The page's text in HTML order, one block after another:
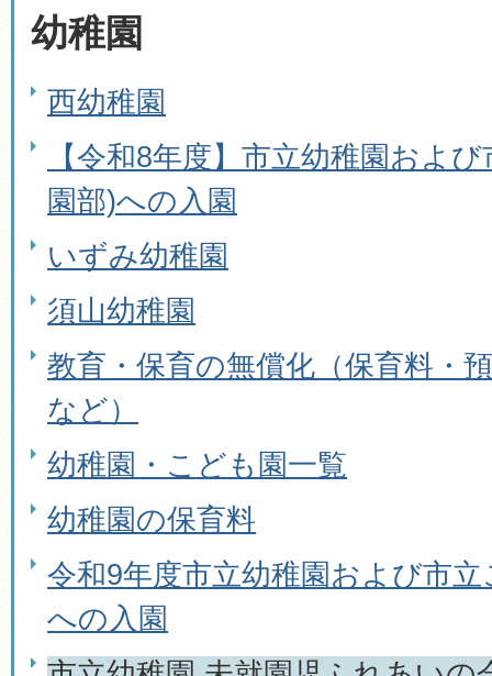
幼稚園
西幼稚園
【令和8年度】市立幼稚園およ
園部)への入園
いずみ幼稚園
須山幼稚園
教育・保育の無償化（保育料・
など）
幼稚園・こども園一覧
幼稚園の保育料
令和9年度市立幼稚園および市
への入園